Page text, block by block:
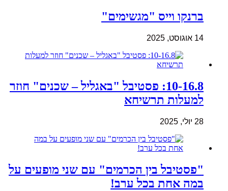
ברנקו וייס "מגשימים"
14 אוגוסט, 2025
10-16.8: פסטיבל "באגליל – שכנים" חוזר
למעלות תרשיחא
28 יולי, 2025
"פסטיבל בין הכרמים" עם שני מופעים על
במה אחת בכל ערב!